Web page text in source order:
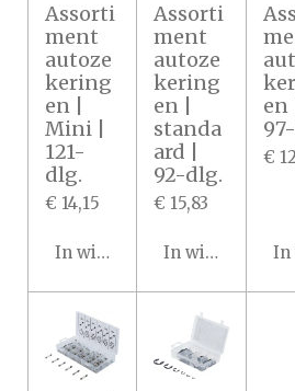
Assorti
ment
autoze
kering
en |
Mini |
121-
dlg.
€ 14,15
In winkelwagen
Assorti
ment
autoze
kering
en |
standa
ard |
92-dlg.
€ 15,83
In
en |
€
In